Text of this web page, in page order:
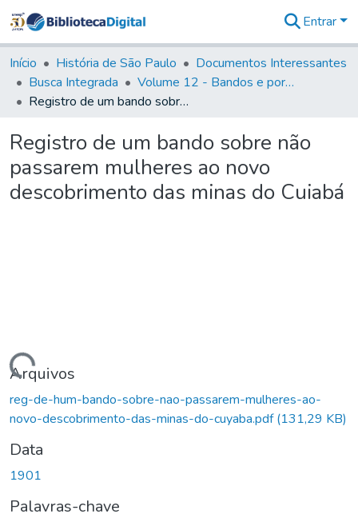
&
Coleções
Tudo na
Biblioteca
Estatísticas
Entrar
Início História de São Paulo
Documentos Interessantes
Busca Integrada
Volume 12 - Bandos e portarias de Rodrigo César de Menezes
Registro de um bando sobre não passarem mulheres ao novo descobrimento das minas do Cuiabá
Registro de um bando sobre não
passarem mulheres ao novo
descobrimento das minas do Cuiabá
Carregando...
Arquivos
reg-de-hum-bando-sobre-nao-passarem-mulheres-ao-
novo-descobrimento-das-minas-do-cuyaba.pdf(131,29 KB)
Data
1901
Palavras-chave